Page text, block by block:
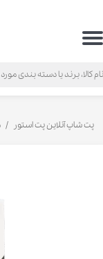
حساب کاربری من
خروج از حساب
پت شاپ آنلاین پت استور